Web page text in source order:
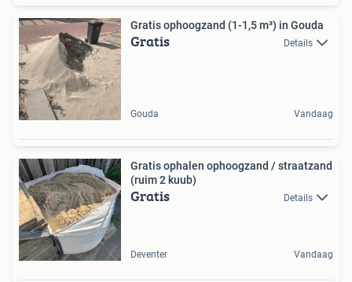
Gratis ophoogzand (1-1,5 m³) in Gouda
Gratis Details
Gouda Vandaag
Gratis ophalen ophoogzand / straatzand
(ruim 2 kuub)
Gratis Details
Deventer Vandaag